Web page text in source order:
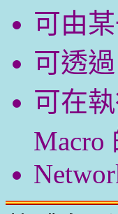
可由
可透
可在
Macro